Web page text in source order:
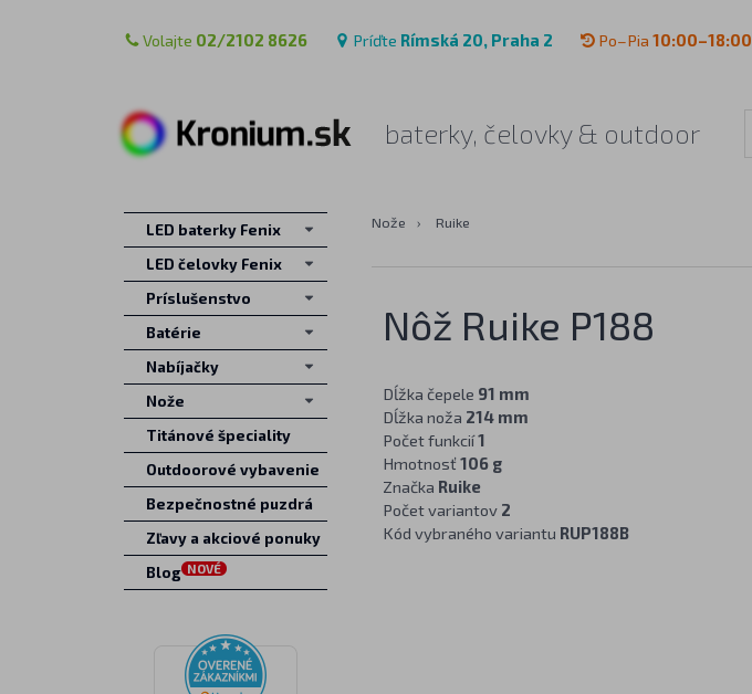
Volajte 02/2102 8626 Príďte Rímská 20, Praha 2 Po–Pia 10:00–18:00
baterky, čelovky & outdoor
Nože › Ruike
Nôž Ruike P188
Dĺžka čepele 91 mm
Dĺžka noža 214 mm
Počet funkcií1
Hmotnosť 106 g
Značka Ruike
Počet variantov 2
Kód vybraného variantu RUP188B
LED baterky Fenix
LED čelovky Fenix
Príslušenstvo
Batérie
Nabíjačky
Nože
Titánové špeciality
Outdoorové vybavenie
Bezpečnostné puzdrá
Zľavy a akciové ponuky
Blog NOVÉ